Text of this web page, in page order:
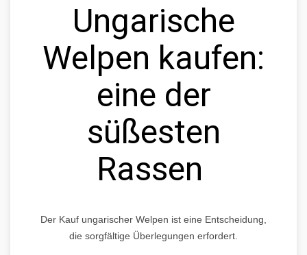
Ungarische
Welpen kaufen:
eine der
süßesten
Rassen
Der Kauf ungarischer Welpen ist eine Entscheidung,
die sorgfältige Überlegungen erfordert.